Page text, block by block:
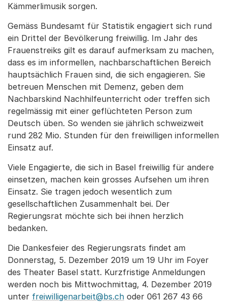
Kämmerlimusik sorgen.
Gemäss Bundesamt für Statistik engagiert sich rund
ein Drittel der Bevölkerung freiwillig. Im Jahr des
Frauenstreiks gilt es darauf aufmerksam zu machen,
dass es im informellen, nachbarschaftlichen Bereich
hauptsächlich Frauen sind, die sich engagieren. Sie
betreuen Menschen mit Demenz, geben dem
Nachbarskind Nachhilfeunterricht oder treffen sich
regelmässig mit einer geflüchteten Person zum
Deutsch üben. So wenden sie jährlich schweizweit
rund 282 Mio. Stunden für den freiwilligen informellen
Einsatz auf.
Viele Engagierte, die sich in Basel freiwillig für andere
einsetzen, machen kein grosses Aufsehen um ihren
Einsatz. Sie tragen jedoch wesentlich zum
gesellschaftlichen Zusammenhalt bei. Der
Regierungsrat möchte sich bei ihnen herzlich
bedanken.
Die Dankesfeier des Regierungsrats findet am
Donnerstag, 5. Dezember 2019 um 19 Uhr im Foyer
des Theater Basel statt. Kurzfristige Anmeldungen
werden noch bis Mittwochmittag, 4. Dezember 2019
unter freiwilligenarbeit@bs.ch oder 061 267 43 66